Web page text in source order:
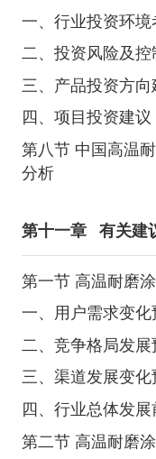
一、行业投资环境
二、投资风险及控
三、产品投资方向
四、项目投资建议
第八节 中国高温
分析
第十一章 有关建
第一节 高温耐磨
一、用户需求变化
二、竞争格局发展
三、渠道发展变化
四、行业总体发
第二节 高温耐磨